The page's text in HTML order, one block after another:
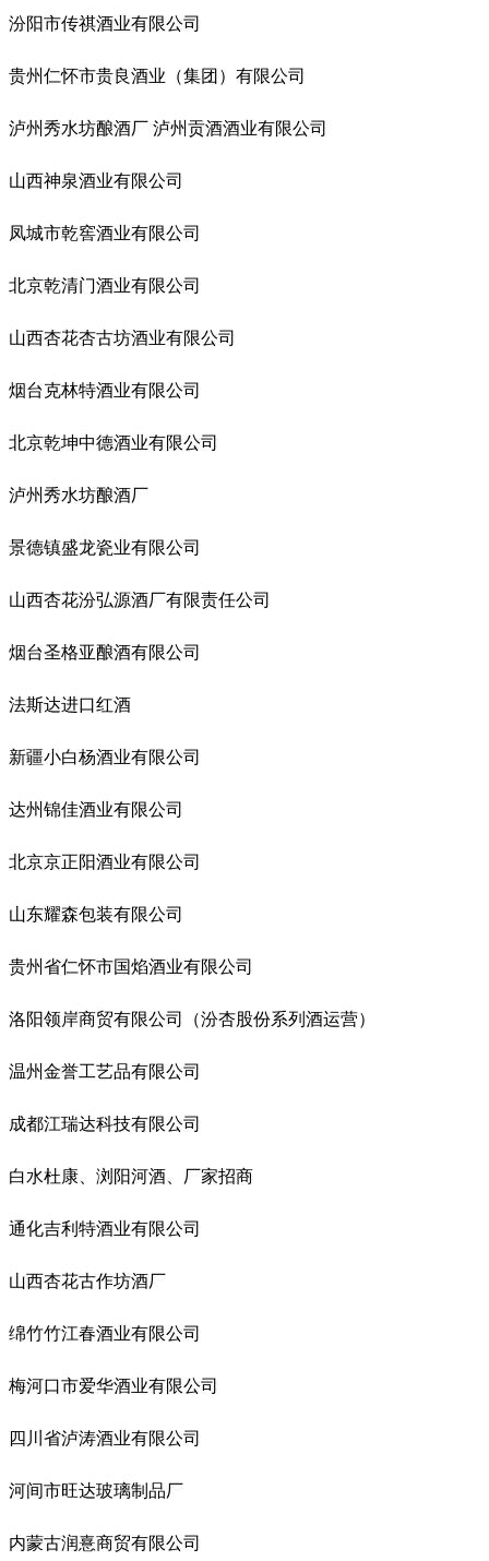
汾阳市传祺酒业有限公司
贵州仁怀市贵良酒业（集团）有限公司
泸州秀水坊酿酒厂 泸州贡酒酒业有限公司
山西神泉酒业有限公司
凤城市乾窖酒业有限公司
北京乾清门酒业有限公司
山西杏花杏古坊酒业有限公司
烟台克林特酒业有限公司
北京乾坤中德酒业有限公司
泸州秀水坊酿酒厂
景德镇盛龙瓷业有限公司
山西杏花汾弘源酒厂有限责任公司
烟台圣格亚酿酒有限公司
法斯达进口红酒
新疆小白杨酒业有限公司
达州锦佳酒业有限公司
北京京正阳酒业有限公司
山东耀森包装有限公司
贵州省仁怀市国焰酒业有限公司
洛阳领岸商贸有限公司（汾杏股份系列酒运营）
温州金誉工艺品有限公司
成都江瑞达科技有限公司
白水杜康、浏阳河酒、厂家招商
通化吉利特酒业有限公司
山西杏花古作坊酒厂
绵竹竹江春酒业有限公司
梅河口市爱华酒业有限公司
四川省泸涛酒业有限公司
河间市旺达玻璃制品厂
内蒙古润憙商贸有限公司